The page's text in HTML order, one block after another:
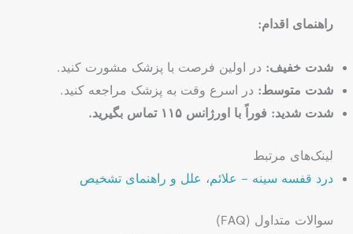
راهنمای اقدام:
شدت خفیف: در اولین فرصت با پزشک مشورت کنید.
شدت متوسط: در اسرع وقت به پزشک مراجعه کنید.
شدت شدید: فوراً با اورژانس ۱۱۵ تماس بگیرید.
لینک‌های مرتبط
درد قفسه سینه – علائم، علل و راهنمای تشخیص
سوالات متداول (FAQ)